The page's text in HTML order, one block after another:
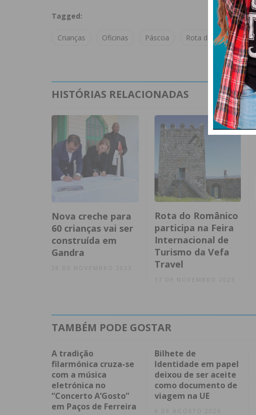
Tagged:
Crianças Oficinas Páscoa Rota do Românico
HISTÓRIAS RELACIONADAS
Nova creche para
60 crianças vai ser
construída em
Gandra
Rota do Românico
participa na Feira
Internacional de
Turismo da Vefa
Travel
17 DE NOVEMBRO 2023
TAMBÉM PODE GOSTAR
A tradição
filarmónica cruza-se
com a música
eletrónica no
“Concerto A’Gosto”
em Paços de Ferreira
Bilhete de
Identidade em papel
deixou de ser aceite
como documento de
viagem na UE
6 DE AGOSTO 2026